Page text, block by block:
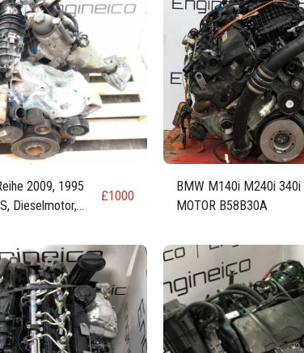
2009, 1995
Dieselmotor,
£1000
BMW M140i M240i 340i
MOTOR B58B30A